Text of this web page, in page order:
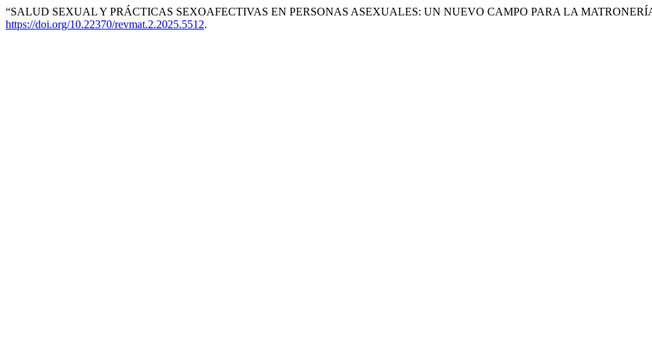
“SALUD SEXUAL Y PRÁCTICAS SEXOAFECTIVAS EN PERSONAS ASEXUALES: UN NUEVO CAMPO PARA LA
https://doi.org/10.22370/revmat.2.2025.5512.